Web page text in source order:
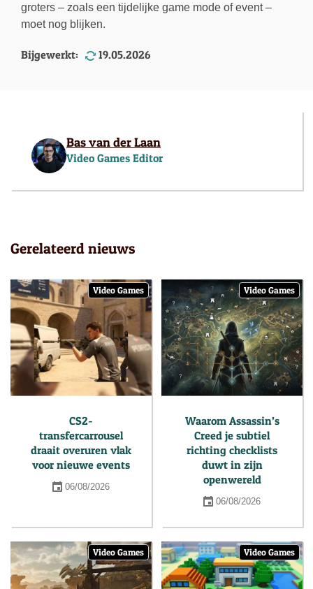
groters – zoals een tijdelijke game mode of event –
moet nog blijken.
Bijgewerkt: 19.05.2026
Bas van der Laan
Video Games Editor
Gerelateerd nieuws
Video Games
CS2-
transfercarrousel
draait overuren vlak
voor nieuwe events
06/08/2026
Video Games
Waarom Assassin’s
Creed je subtiel
richting checklists
duwt in zijn
openwereld
06/08/2026
Video Games Video Games